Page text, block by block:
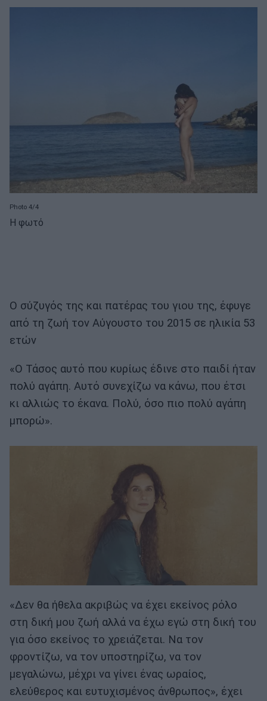
Photo 4/4
Η φωτό
Ο σύζυγός της και πατέρας του γιου της, έφυγε
από τη ζωή τον Αύγουστο του 2015 σε ηλικία 53
ετών
«Ο Τάσος αυτό που κυρίως έδινε στο παιδί ήταν
πολύ αγάπη. Αυτό συνεχίζω να κάνω, που έτσι
κι αλλιώς το έκανα. Πολύ, όσο πιο πολύ αγάπη
μπορώ».
«Δεν θα ήθελα ακριβώς να έχει εκείνος ρόλο
στη δική μου ζωή αλλά να έχω εγώ στη δική του
για όσο εκείνος το χρειάζεται. Να τον
φροντίζω, να τον υποστηρίζω, να τον
μεγαλώνω, μέχρι να γίνει ένας ωραίος,
ελεύθερος και ευτυχισμένος άνθρωπος», έχει